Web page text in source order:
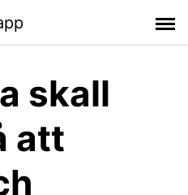
skall
att